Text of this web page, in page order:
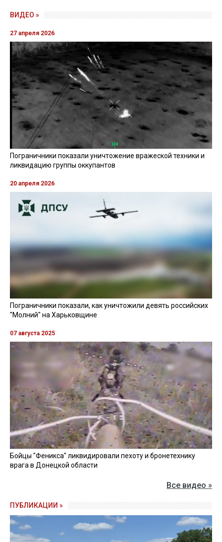
ВИДЕО »
27 апреля 2026
Пограничники показали уничтожение вражеской техники и
ликвидацию группы оккупантов
20 апреля 2026
Пограничники показали, как уничтожили девять российских
"Молний" на Харьковщине
07 августа 2025
Бойцы "Феникса" ликвидировали пехоту и бронетехнику
врага в Донецкой области
Все видео »
ПУБЛИКАЦИИ »